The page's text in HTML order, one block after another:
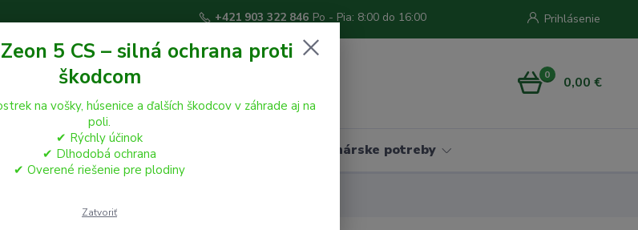
Prihlásenie
+421 903 322 846 Po - Pia: 8:00 do 16:00
0 0,00 €
Hospodárske zvieratá Vinárske potreby
5 CS – silná ochrana proti
škodcom
na vošky, húsenice a ďalších škodcov v záhrade aj na
poli.
✔ Rýchly účinok
✔ Dlhodobá ochrana
✔ Overené riešenie pre plodiny
Zatvoriť